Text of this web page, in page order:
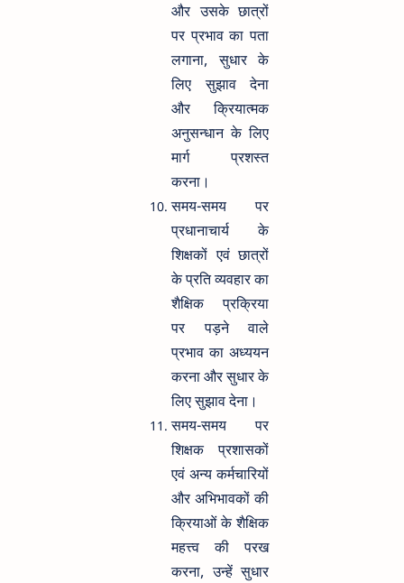
और उसके छात्रों
पर प्रभाव का पता
लगाना, सुधार के
लिए सुझाव देना
और क्रियात्मक
अनुसन्धान के लिए
मार्ग प्रशस्त
करना।
समय-समय पर
प्रधानाचार्य के
शिक्षकों एवं छात्रों
के प्रति व्यवहार का
शैक्षिक प्रक्रिया
पर पड़ने वाले
प्रभाव का अध्ययन
करना और सुधार के
लिए सुझाव देना।
समय-समय पर
शिक्षक प्रशासकों
एवं अन्य कर्मचारियों
और अभिभावकों की
क्रियाओं के शैक्षिक
महत्त्व की परख
करना, उन्हें सुधार